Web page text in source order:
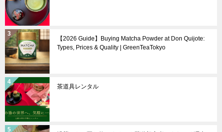
【2026 Guide】Buying Matcha Powder at Don Quijote:
Types, Prices & Quality | GreenTeaTokyo
茶道具レンタル